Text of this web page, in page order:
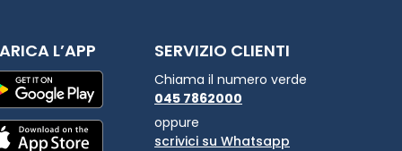
L’APP SERVIZIO CLIENTI
Chiama il numero verde
045 7862000
oppure
scrivici su Whatsapp